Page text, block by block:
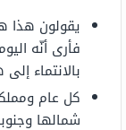
يقولون هذا
فأرى أنّه
بالانتماء
كل عام
شمالها